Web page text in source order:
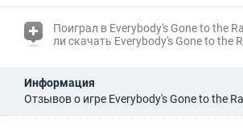
Поиграл в Everybody's Gone to the
ли скачать Everybody's Gone to
Информация
Отзывов о игре Everybody's Gone to the